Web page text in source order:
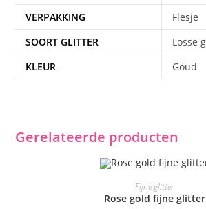
VERPAKKING
Flesje
SOORT GLITTER
Losse
KLEUR
Goud
Gerelateerde producten
OPTIES SELECTEREN
Dit
product
heeft
meerdere
Fijne glitter
Rose gold fijne glitter